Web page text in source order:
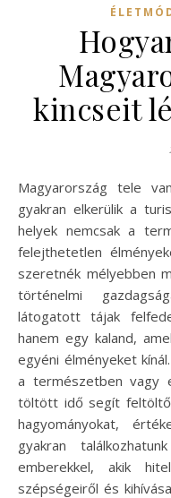
kincseit
Magyarország tele van rejtett szépségekkel, amelyek
gyakran elkerülik a
helyek nemcsak a
felejthetetlen
szeretnék mélyebben
történelmi
látogatott tájak
hanem egy kaland,
egyéni élményeket
a természetben vagy
töltött idő segít
hagyományokat,
gyakran
emberekkel, akik
szépségeiről és